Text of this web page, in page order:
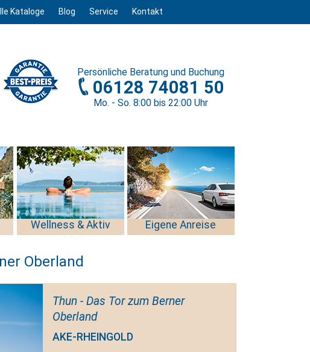
Kataloge Blog Service Kontakt
Persönliche Beratung und Buchung
06128 74081 50
Mo. - So. 8:00 bis 22:00 Uhr
Wellness & Aktiv Eigene Anreise
Oberland
Thun - Das Tor zum Berner
Oberland
AKE-RHEINGOLD